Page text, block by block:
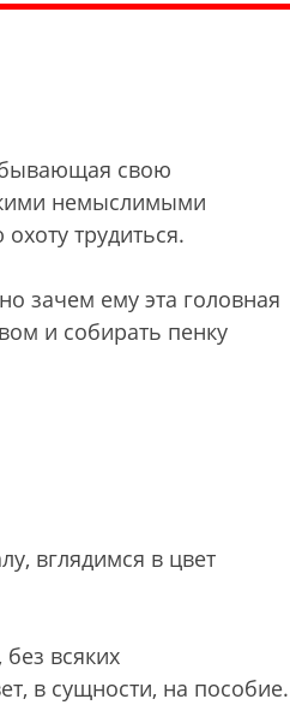
свою
немыслимыми
трудиться.
зачем ему эта головная
и собирать пенку
вглядимся в цвет
всяких
в сущности, на пособие.